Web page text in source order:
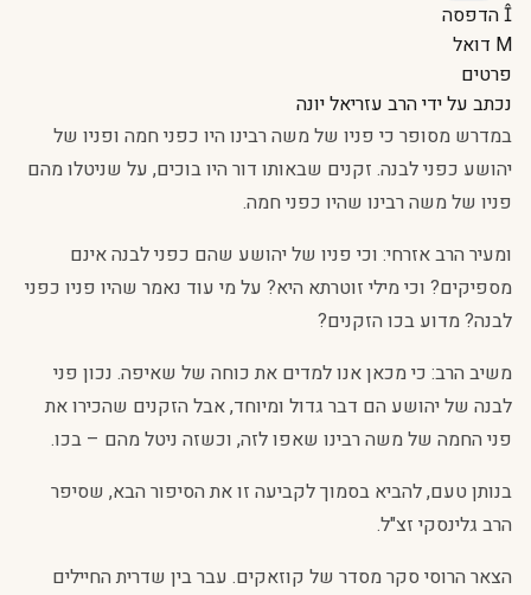
הדפסה
דואל
פרטים
נכתב על ידיהרב עזריאל יונה
במדרש מסופר כי פניו של משה רבינו היו כפני חמה ופניו של
יהושע כפני לבנה. זקנים שבאותו דור היו בוכים, על שניטלו מהם
פניו של משה רבינו שהיו כפני חמה.
ומעיר הרב אזרחי: וכי פניו של יהושע שהם כפני לבנה אינם
מספיקים? וכי מילי זוטרתא היא? על מי עוד נאמר שהיו פניו כפני
לבנה? מדוע בכו הזקנים?
משיב הרב: כי מכאן אנו למדים את כוחה של שאיפה. נכון פני
לבנה של יהושע הם דבר גדול ומיוחד, אבל הזקנים שהכירו את
פני החמה של משה רבינו שאפו לזה, וכשזה ניטל מהם – בכו.
בנותן טעם, להביא בסמוך לקביעה זו את הסיפור הבא, שסיפר
הרב גלינסקי זצ"ל.
הצאר הרוסי סקר מסדר של קוזאקים. עבר בין שדרית החיילים